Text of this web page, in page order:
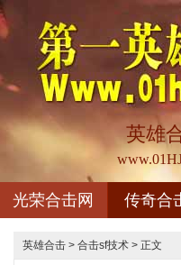
英雄
光荣合击网 传奇合
英雄合击 > 合击sf技术 > 正文